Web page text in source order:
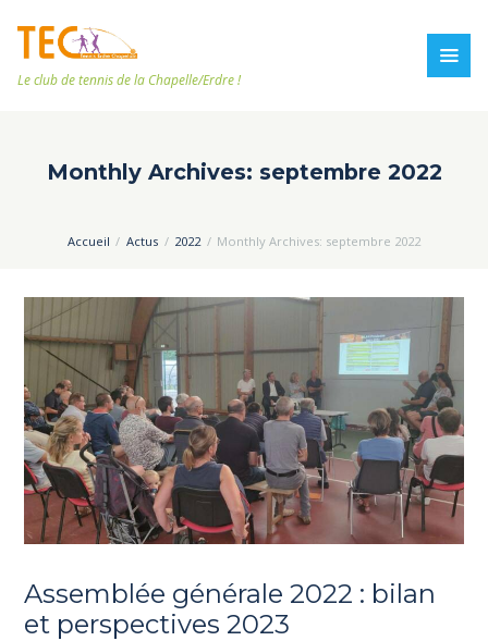
Le club de tennis de la Chapelle/Erdre !
Monthly Archives: septembre 2022
Accueil Actus 2022 Monthly Archives: septembre 2022
Assemblée générale 2022 : bilan
et perspectives 2023